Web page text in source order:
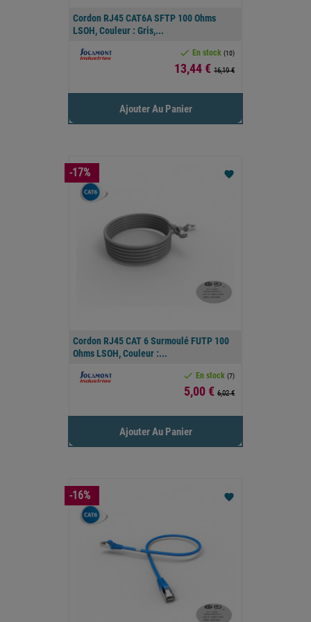
Cordon RJ45 CAT6A SFTP 100 Ohms
LSOH, Couleur : Gris,...
 En stock (10)
Prix
13,44 € 16,19 €
Ajouter Au Panier
Cordon RJ45 CAT 6 Surmoulé FUTP 100
Ohms LSOH, Couleur :...
 En stock (7)
Prix
5,00 € 6,02 €
favorite
Ajouter Au Panier
-17%
favorite
-16%